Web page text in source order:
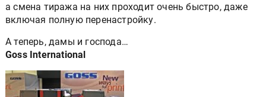
а смена тиража на них проходит очень быстро, даже
включая полную перенастройку.
А теперь, дамы и господа…
Goss International